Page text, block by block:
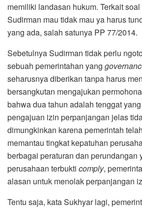
memiliki landasan hukum. Terkait
Sudirman mau tidak mau ya harus
yang ada, salah satunya PP 77/2014.
Sebetulnya Sudirman tidak perlu
sebuah pemerintahan yang
seharusnya diberikan tanpa harus
bersangkutan mengajukan
bahwa dua tahun adalah tenggat
pengajuan izin perpanjangan jelas
dimungkinkan karena pemerintah
memantau tingkat kepatuhan
berbagai peraturan dan perundangan
perusahaan terbukti comply,
alasan untuk menolak perpanjangan
Tentu saja, kata Sukhyar lagi,